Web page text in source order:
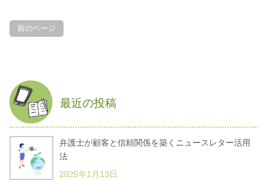
前のページ
最近の投稿
弁護士が顧客と信頼関係を築くニュースレター活用
法
2025年1月13日